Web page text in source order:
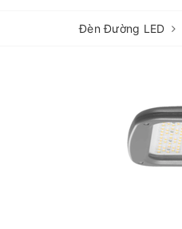
Đèn Đường LED